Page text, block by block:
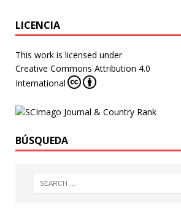
LICENCIA
This work is licensed under
Creative Commons Attribution 4.0
International
BÚSQUEDA